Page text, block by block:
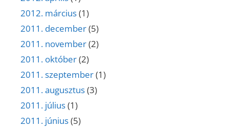
2012. március(1)
2011. december(5)
2011. november(2)
2011. október(2)
2011. szeptember(1)
2011. augusztus(3)
2011. július(1)
2011. június(5)